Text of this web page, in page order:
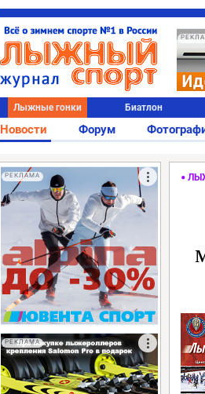
Лыжные гонки Биатлон
Новости Форум
РЕКЛАМА
РЕКЛАМА